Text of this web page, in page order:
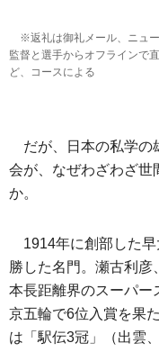
※返礼は御礼メール、ニュ
監督と選手からオフラインで
ど、コースによる
だが、日本の私学の
会が、なぜわざわざ世
か。
1914年に創部した
勝した名門。瀬古利彦
本長距離界のスーパー
京五輪で6位入賞を果
は「駅伝3冠」（出雲